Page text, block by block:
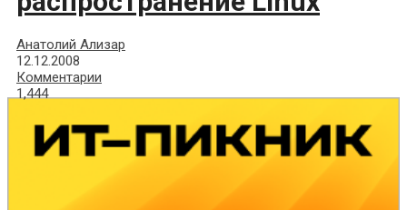
Анатолий Ализар
12.12.2008
Комментарии
1,444